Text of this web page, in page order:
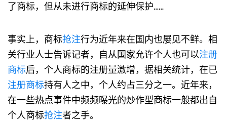
了商标，但从未进行商标的延伸保护……
事实上，商标抢注行为近年来在国内也屡见不鲜。相
关行业人士告诉记者，自从国家允许个人也可以注册
商标后，个人商标的注册量激增，据相关统计，在已
注册商标持有人之中，个人约占三分之一。近年来，
在一些热点事件中频频曝光的炒作型商标一般都出自
个人商标抢注者之手。